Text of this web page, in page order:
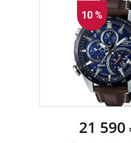
10 %
21 590